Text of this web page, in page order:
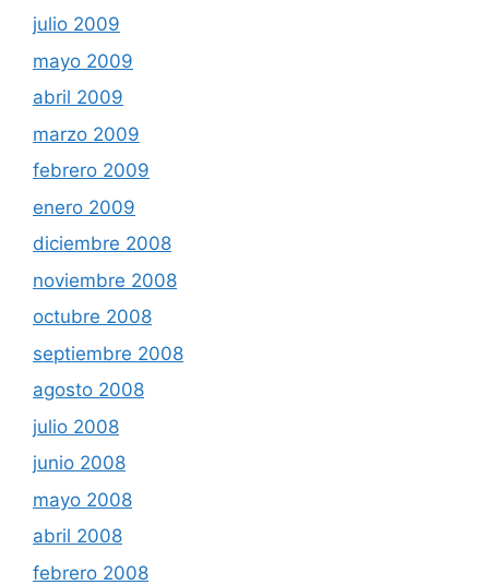
julio 2009
mayo 2009
abril 2009
marzo 2009
febrero 2009
enero 2009
diciembre 2008
noviembre 2008
octubre 2008
septiembre 2008
agosto 2008
julio 2008
junio 2008
mayo 2008
abril 2008
febrero 2008